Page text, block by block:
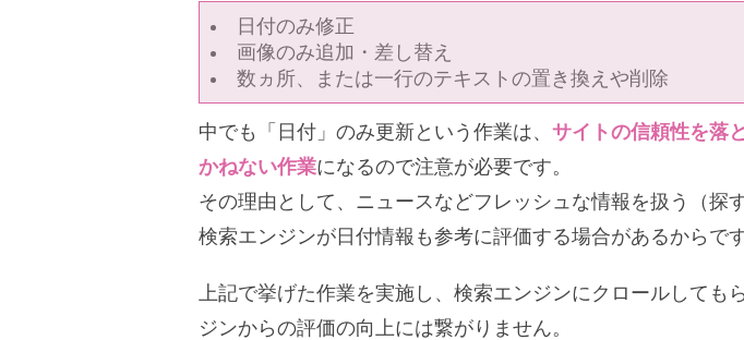
日付のみ修正
画像のみ追加・差し替え
数ヵ所、または一行のテキストの置き換えや削除
中でも「日付」のみ更新という作業は、 サイトの信頼性を落
かねない作業になるので注意が必要です。
その理由として、ニュースなどフレッシュな情報を扱う（探
検索エンジンが日付情報も参考に評価する場合があるからです
上記で挙げた作業を実施し、検索エンジンにクロールしても
ジンからの評価の向上には繋がりません。